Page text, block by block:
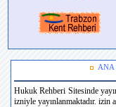
ANA
Hukuk Rehberi Sitesinde
izniyle yayınlanmaktadır. izin